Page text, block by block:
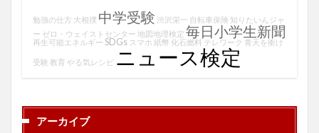
勉強の仕方 大相撲 中学受験 渋沢栄一 自転車保険 知りたいんジャ
ー ゼロ・ウェイストセンター 地図地理検定 毎日小学生新聞
再生可能エネルギー SDGs スマホ 紙幣 化石燃料 テレワーク 青天を衝け
受験 教育 やる気レシピ ニュース検定
アーカイブ